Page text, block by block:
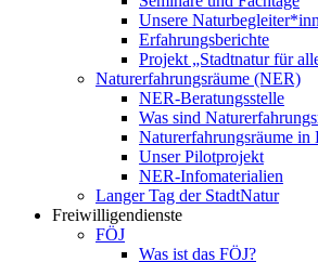
Unsere
Erfahrungsberichte
Projekt „Stadtnatur für
Naturerfahrungsräume (NER)
NER-Beratungsstelle
Was sind
Naturerfahrungsräume in
Unser Pilotprojekt
NER-Infomaterialien
Langer Tag der StadtNatur
Freiwilligendienste
FÖJ
Was ist das FÖJ?